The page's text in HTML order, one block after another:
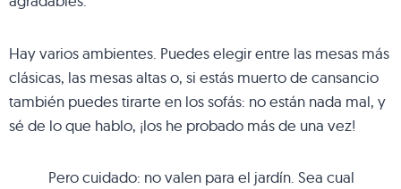
Hay varios ambientes. Puedes elegir entre las mesas más
clásicas, las mesas altas o, si estás muerto de cansancio
también puedes tirarte en los sofás: no están nada mal, y
sé de lo que hablo, ¡los he probado más de una vez!
Pero cuidado: no valen para el jardín. Sea cual